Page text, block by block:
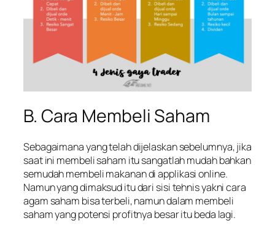
B. Cara Membeli Saham
Sebagaimana yang telah dijelaskan sebelumnya, jika
saat ini membeli saham itu sangatlah mudah bahkan
semudah membeli makanan di applikasi online.
Namun yang dimaksud itu dari sisi tehnis yakni cara
agam saham bisa terbeli, namun dalam membeli
saham yang potensi profitnya besar itu beda lagi.